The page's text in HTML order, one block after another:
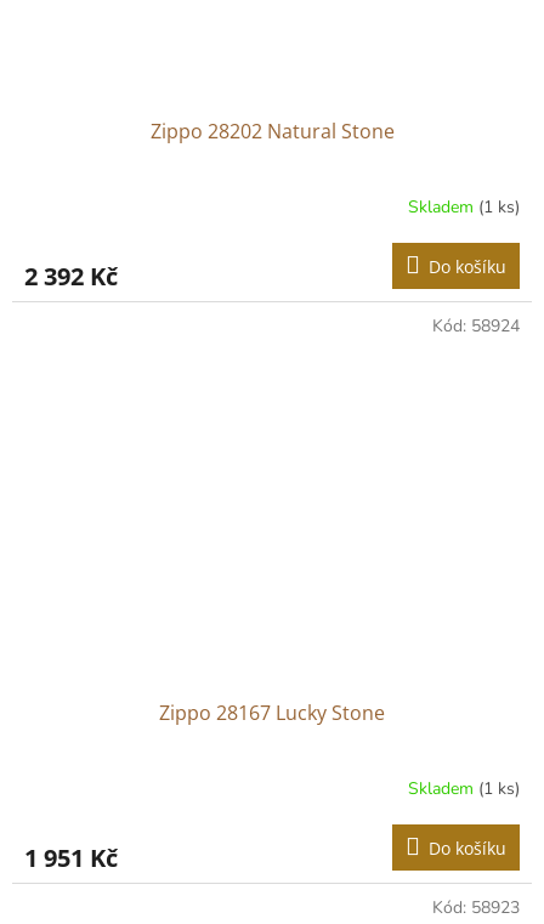
Zippo 28202 Natural Stone
Skladem (1 ks)
2 392 Kč Do košíku
Zippo 28167 Lucky Stone
Skladem (1 ks)
1 951 Kč Do košíku
Kód: 58924
Kód: 58923